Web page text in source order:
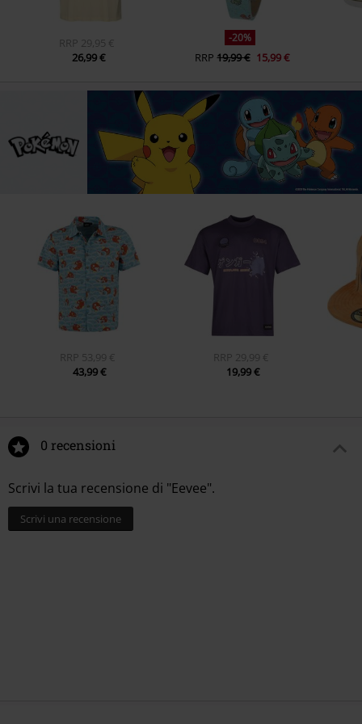
RRP 29,95 €
26,99 €
-20%
RRP 19,99 € 15,99 €
RRP 53,99 €
43,99 €
RRP 29,99 €
19,99 €
0 recensioni
Scrivi la tua recensione di "Eevee".
Scrivi una recensione